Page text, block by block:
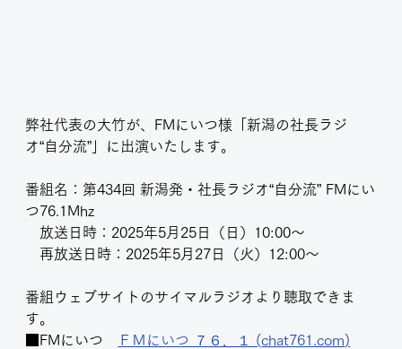
弊社代表の大竹が、FMにいつ様「新潟の社長ラジ
オ“自分流”」に出演いたします。
番組名： 第434回 新潟発・社長ラジオ“自分流” FMにい
つ76.1Mhz
放送日時：2025年5月25日（日）10:00～
再放送日時：2025年5月27日（火）12:00～
番組ウェブサイトのサイマルラジオより聴取できま
す。
■FMにいつ
ＦＭにいつ ７６．１ (chat761.com)